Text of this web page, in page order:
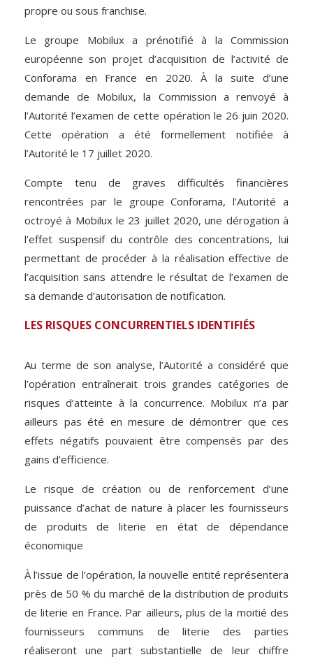
propre ou sous franchise.
Le groupe Mobilux a prénotifié à la Commission
européenne son projet d’acquisition de l’activité de
Conforama en France en 2020. À la suite d’une
demande de Mobilux, la Commission a renvoyé à
l’Autorité l’examen de cette opération le 26 juin 2020.
Cette opération a été formellement notifiée à
l’Autorité le 17 juillet 2020.
Compte tenu de graves difficultés financières
rencontrées par le groupe Conforama, l’Autorité a
octroyé à Mobilux le 23 juillet 2020, une dérogation à
l’effet suspensif du contrôle des concentrations, lui
permettant de procéder à la réalisation effective de
l’acquisition sans attendre le résultat de l’examen de
sa demande d’autorisation de notification.
LES RISQUES CONCURRENTIELS IDENTIFIÉS
Au terme de son analyse, l’Autorité a considéré que
l’opération entraînerait trois grandes catégories de
risques d’atteinte à la concurrence. Mobilux n’a par
ailleurs pas été en mesure de démontrer que ces
effets négatifs pouvaient être compensés par des
gains d’efficience.
Le risque de création ou de renforcement d’une
puissance d’achat de nature à placer les fournisseurs
de produits de literie en état de dépendance
économique
À l’issue de l’opération, la nouvelle entité représentera
près de 50 % du marché de la distribution de produits
de literie en France. Par ailleurs, plus de la moitié des
fournisseurs communs de literie des parties
réaliseront une part substantielle de leur chiffre